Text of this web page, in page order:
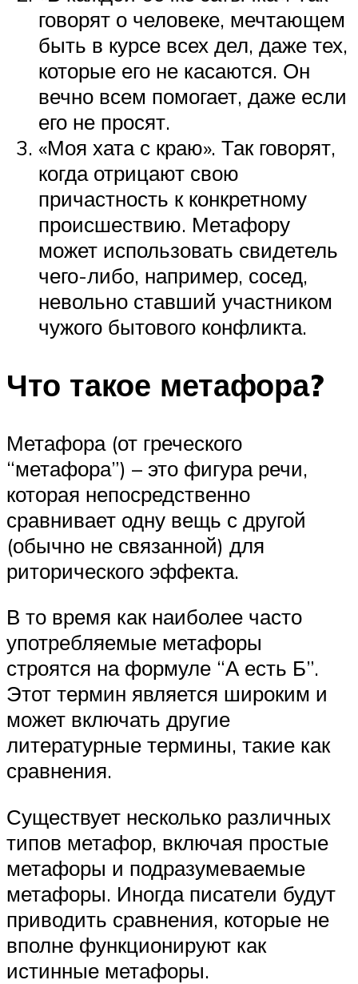
говорят о человеке, мечтающем
быть в курсе всех дел, даже тех,
которые его не касаются. Он
вечно всем помогает, даже если
его не просят.
«Моя хата с краю». Так говорят,
когда отрицают свою
причастность к конкретному
происшествию. Метафору
может использовать свидетель
чего-либо, например, сосед,
невольно ставший участником
чужого бытового конфликта.
Что такое метафора?
Метафора (от греческого
“метафора”) – это фигура речи,
которая непосредственно
сравнивает одну вещь с другой
(обычно не связанной) для
риторического эффекта.
В то время как наиболее часто
употребляемые метафоры
строятся на формуле “А есть Б”.
Этот термин является широким и
может включать другие
литературные термины, такие как
сравнения.
Существует несколько различных
типов метафор, включая простые
метафоры и подразумеваемые
метафоры. Иногда писатели будут
приводить сравнения, которые не
вполне функционируют как
истинные метафоры.